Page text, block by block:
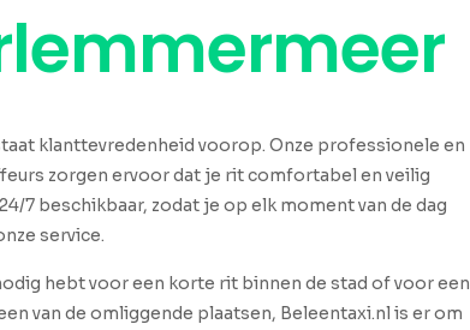
klanttevredenheid voorop. Onze professionele en
zorgen ervoor dat je rit comfortabel en veilig
7 beschikbaar, zodat je op elk moment van de dag
service.
hebt voor een korte rit binnen de stad of voor een
van de omliggende plaatsen, Beleentaxi.nl is er om